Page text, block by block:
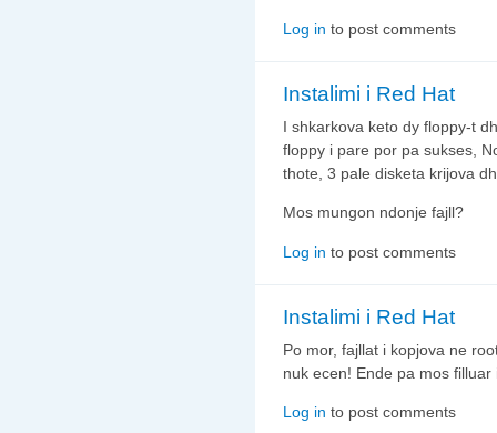
Log in to post comments
Instalimi i Red Hat
I shkarkova keto dy floppy-t
floppy i pare por pa sukses,
thote, 3 pale disketa krijova
Mos mungon ndonje fajll?
Log in to post comments
Instalimi i Red Hat
Po mor, fajllat i kopjova ne
nuk ecen! Ende pa mos
Log in to post comments